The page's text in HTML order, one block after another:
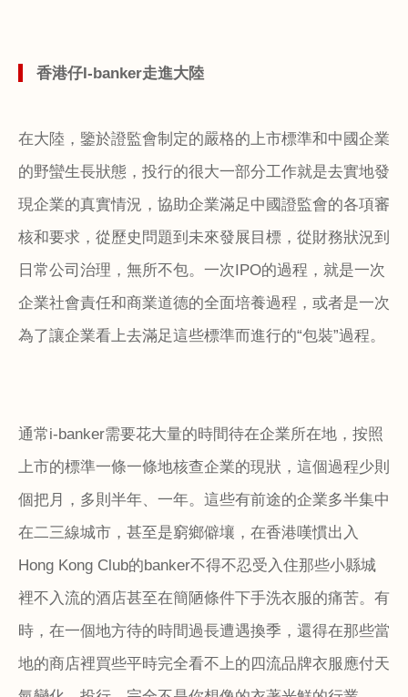
香港仔I-banker走進大陸
在大陸，鑒於證監會制定的嚴格的上市標準和中國企業
的野蠻生長狀態，投行的很大一部分工作就是去實地發
現企業的真實情況，協助企業滿足中國證監會的各項審
核和要求，從歷史問題到未來發展目標，從財務狀況到
日常公司治理，無所不包。一次IPO的過程，就是一次
企業社會責任和商業道德的全面培養過程，或者是一次
為了讓企業看上去滿足這些標準而進行的“包裝”過程。
通常i-banker需要花大量的時間待在企業所在地，按照
上市的標準一條一條地核查企業的現狀，這個過程少則
個把月，多則半年、一年。這些有前途的企業多半集中
在二三線城市，甚至是窮鄉僻壤，在香港嘆慣出入
Hong Kong Club的banker不得不忍受入住那些小縣城
裡不入流的酒店甚至在簡陋條件下手洗衣服的痛苦。有
時，在一個地方待的時間過長遭遇換季，還得在那些當
地的商店裡買些平時完全看不上的四流品牌衣服應付天